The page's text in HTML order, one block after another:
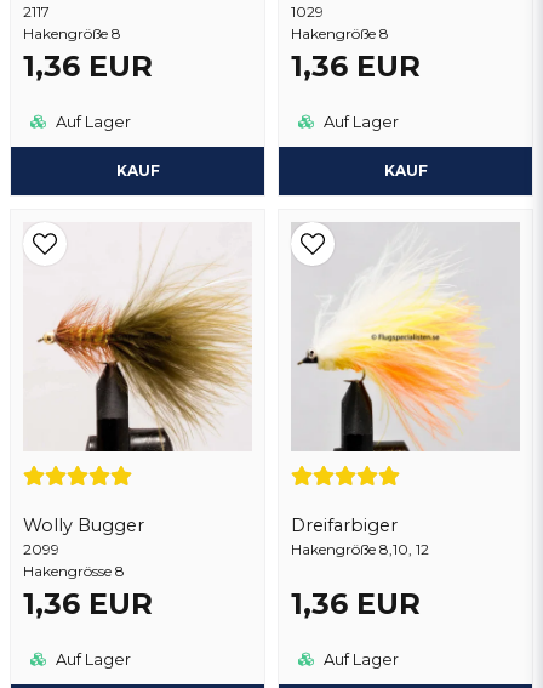
2117
Hakengröße 8
1,36 EUR
Auf Lager
KAUF
1029
Hakengröße 8
1,36 EUR
Auf Lager
KAUF
Wolly Bugger
2099
Hakengrösse 8
1,36 EUR
Auf Lager
Dreifarbiger
Hakengröße 8,10, 12
1,36 EUR
Auf Lager